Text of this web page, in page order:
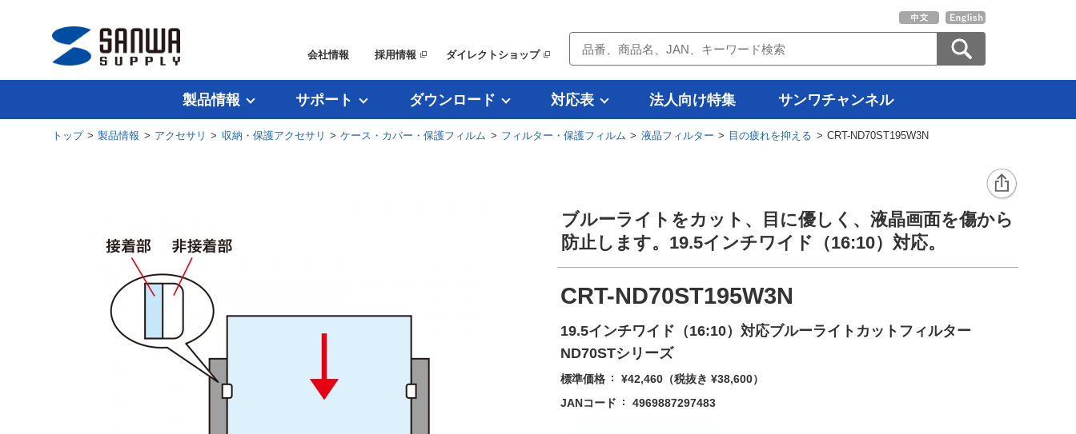
会社情報 採用情報 ダイレクトショップ
製品情報 サポート ダウンロード 対応表 法人向け特集 サンワチャンネル
トップ>製品情報 > アクセサリ > 収納・保護アクセサリ >ケース・カバー・保護フィルム > フィルター・保護フィルム > 液晶フィルター > 目の疲れを抑える > CRT-ND70ST195W3N
ブルーライトをカット、目に優しく、液晶画面を傷から
防止します。19.5インチワイド（16:10）対応。
CRT-ND70ST195W3N
19.5インチワイド（16:10）対応ブルーライトカットフィルター
ND70STシリーズ
標準価格 ¥42,460 （税抜き ¥38,600）
JANコード
4969887297483